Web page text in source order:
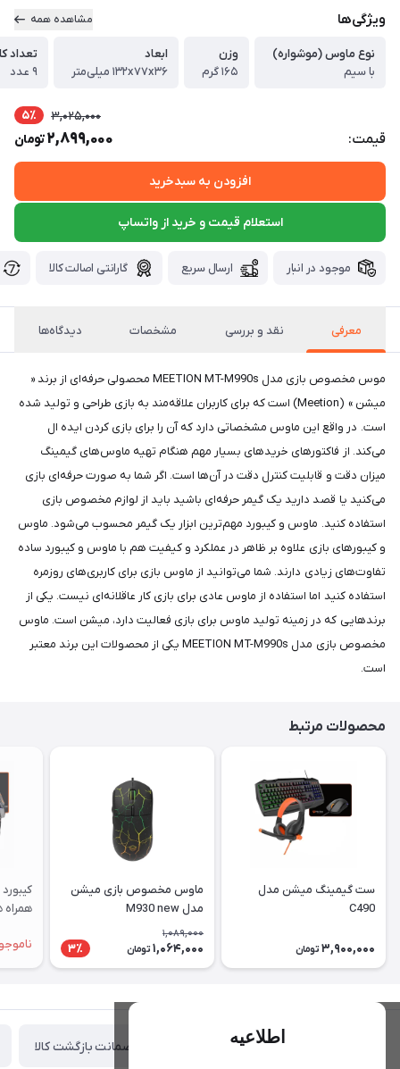
ویژگی‌ها مشاهده همه
نوع ماوس (موشواره)
با سیم
وزن
۱۶۵ گرم
ابعاد
۱۳۲x۷۷x۳۶ میلی‌متر
تعداد
۹ عدد
قیمت:
3,025,000 5٪
2,899,000تومان
افزودن به سبدخرید
استعلام قیمت و خرید از واتساپ
موجود در انبار ارسال سریع گارانتی اصالت کالا
معرفی نقد و بررسی مشخصات دیدگاه‌ها
موس مخصوص بازی مدل MEETION MT-M990s محصولی حرفه‌ای از برند «
میشن » (Meetion) است که برای کاربران علاقه‌مند به بازی طراحی و تولید شده
است. در واقع این ماوس مشخصاتی دارد که آن را برای بازی کردن ایده ال
می‌کند. از فاکتورهای خریدهای بسیار مهم هنگام تهیه‌ ماوس‌های گیمینگ
میزان دقت و قابلیت کنترل دقت در آن‌ها است. اگر شما به صورت حرفه‌ای بازی
می‌کنید یا قصد دارید یک گیمر حرفه‌ای باشید باید از لوازم مخصوص بازی
استفاده کنید. ماوس و کیبورد مهم‌ترین ابزار یک گیمر محسوب می‌شود. ماوس
و کیبورهای بازی علاوه بر ظاهر در عملکرد و کیفیت هم با ماوس و کیبورد ساده
تفاوت‌های زیادی دارند. شما می‌‎توانید از ماوس بازی برای کاربری‌های روزمره
استفاده کنید اما استفاده از ماوس عادی برای بازی کار عاقلانه‌ای نیست. یکی از
برندهایی که در زمینه تولید ماوس برای بازی فعالیت دارد، میشن است. ماوس
مخصوص بازی مدل MEETION MT-M990s یکی از محصولات این برند معتبر
است.
محصولات مرتبط
ست گیمینگ میشن مدل
C490
3,900,000 تومان
ماوس مخصوص بازی میشن
مدل M930 new
1,089,000
1,064,000 تومان 3٪
اطلاعیه
تحویل اکسپرس(با هماهنگی) ضمانت بازگشت کالا